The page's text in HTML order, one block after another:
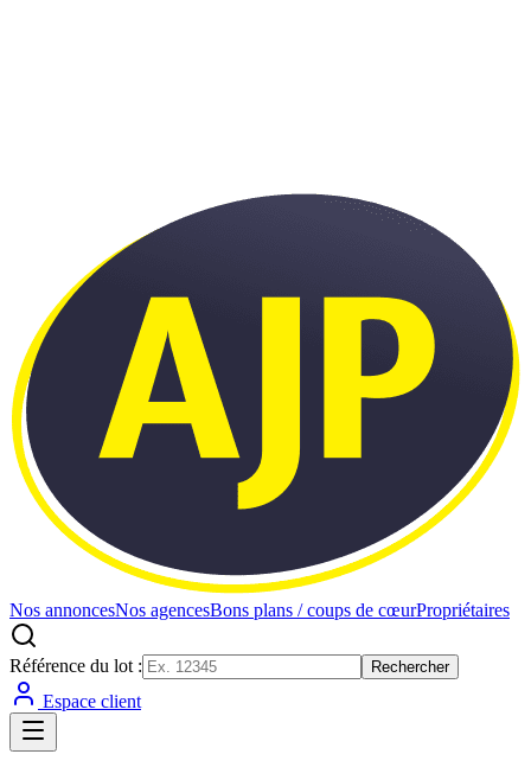
Nos annoncesNos agencesBons plans / coups de cœurPropriétaires
Référence du lot : Rechercher
Espace client